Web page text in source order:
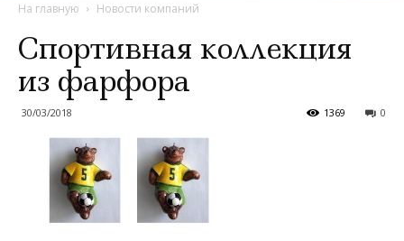
На главную Новости компаний
Спортивная коллекция
из фарфора
30/03/2018 0
1369